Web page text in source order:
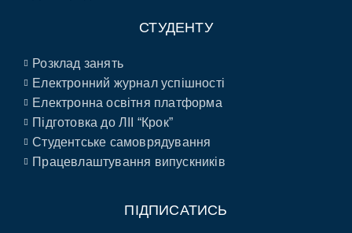
СТУДЕНТУ
Розклад занять
Електронний журнал успішності
Електронна освітня платформа
Підготовка до ЛІІ “Крок”
Студентське самоврядування
Працевлаштування випускників
ПІДПИСАТИСЬ